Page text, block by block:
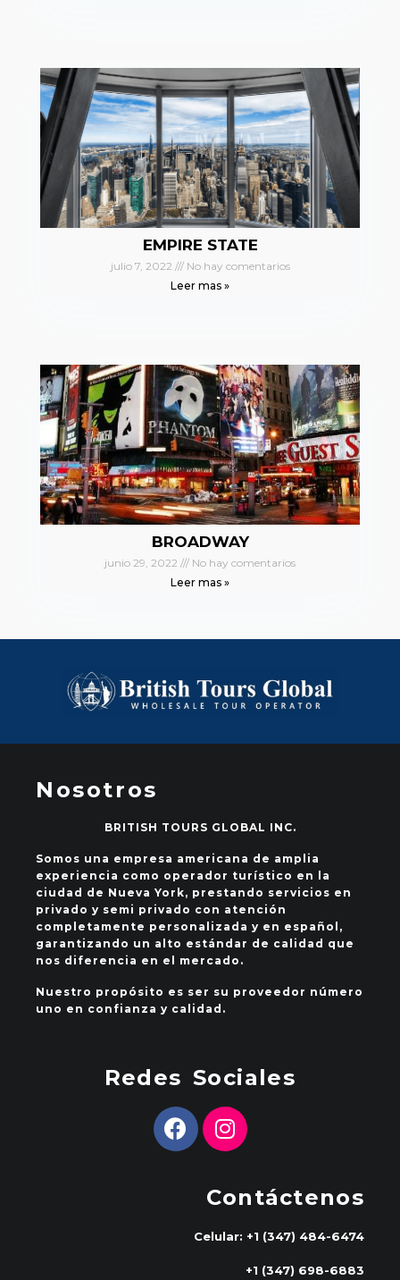
EMPIRE STATE
julio 7, 2022
No hay comentarios
Leer mas »
BROADWAY
junio 29, 2022
No hay comentarios
Leer mas »
Nosotros
BRITISH TOURS GLOBAL INC.
Somos una empresa americana de amplia
experiencia como operador turístico en la
ciudad de Nueva York, prestando servicios en
privado y semi privado con atención
completamente personalizada y en español,
garantizando un alto estándar de calidad que
nos diferencia en el mercado.
Nuestro propósito es ser su proveedor número
uno en confianza y calidad.
Redes Sociales
Contáctenos
Celular: +1 (347) 484-6474
+1 (347) 698-6883